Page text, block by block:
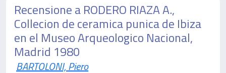
Recensione a RODERO RIAZA A.,
Collecion de ceramica punica de Ibiza
en el Museo Arqueologico Nacional,
Madrid 1980
BARTOLONI, Piero